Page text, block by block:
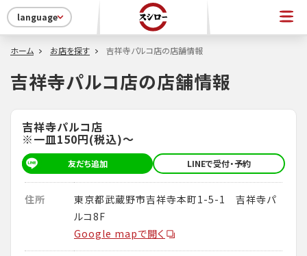
language
ホーム お店を探す 吉祥寺パルコ店の店舗情報
吉祥寺パルコ店の店舗情報
吉祥寺パルコ店
※一皿150円(税込)～
友だち追加 LINEで受付・予約
住所
東京都武蔵野市吉祥寺本町1-5-1 吉祥寺パ
ルコ8F
Google mapで開く